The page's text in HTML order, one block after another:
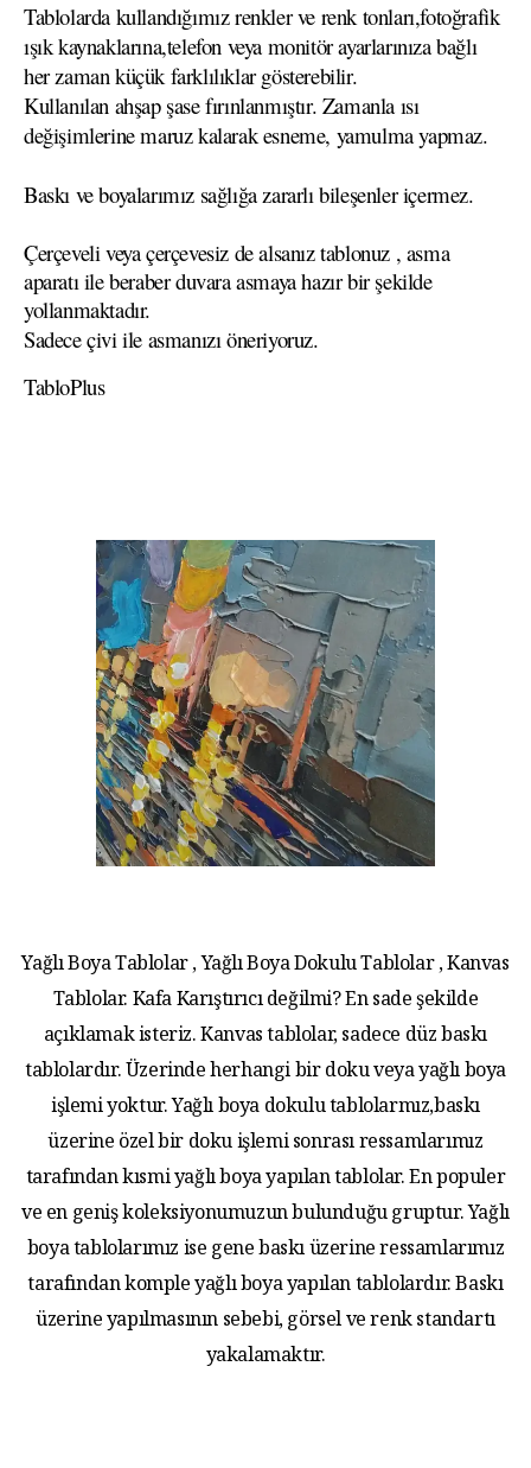
Tablolarda kullandığımız renkler ve renk tonları,fotoğrafik
ışık kaynaklarına,telefon veya monitör ayarlarınıza bağlı
her zaman küçük farklılıklar gösterebilir.
Kullanılan ahşap şase fırınlanmıştır. Zamanla ısı
değişimlerine maruz kalarak esneme, yamulma yapmaz.
Baskı ve boyalarımız sağlığa zararlı bileşenler içermez.
Çerçeveli veya çerçevesiz de alsanız tablonuz , asma
aparatı ile beraber duvara asmaya hazır bir şekilde
yollanmaktadır.
Sadece çivi ile asmanızı öneriyoruz.
TabloPlus
Yağlı Boya Tablolar , Yağlı Boya Dokulu Tablolar , Kanvas
Tablolar. Kafa Karıştırıcı değilmi? En sade şekilde
açıklamak isteriz. Kanvas tablolar, sadece düz baskı
tablolardır. Üzerinde herhangi bir doku veya yağlı boya
işlemi yoktur. Yağlı boya dokulu tablolarmız,baskı
üzerine özel bir doku işlemi sonrası ressamlarımız
tarafından kısmi yağlı boya yapılan tablolar. En populer
ve en geniş koleksiyonumuzun bulunduğu gruptur. Yağlı
boya tablolarımız ise gene baskı üzerine ressamlarımız
tarafından komple yağlı boya yapılan tablolardır. Baskı
üzerine yapılmasının sebebi, görsel ve renk standartı
yakalamaktır.